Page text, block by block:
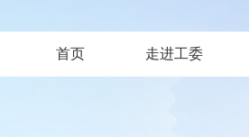
首页 走进工委